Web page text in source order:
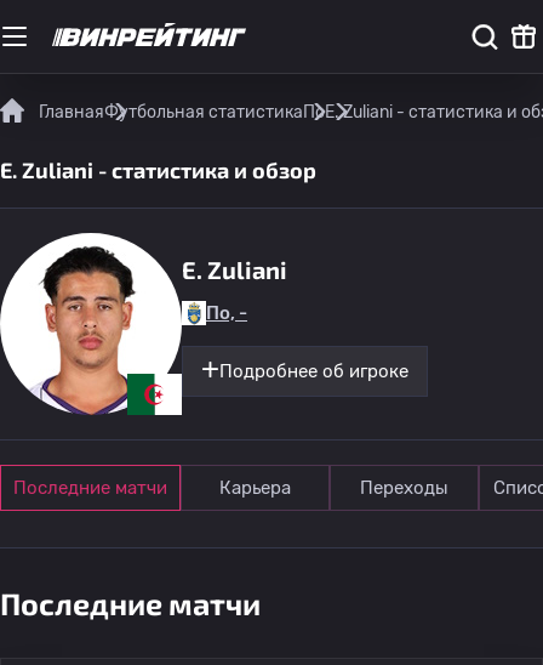
ГлавнаяФутбольная статистикаПоE. Zuliani - статистика и
E. Zuliani - статистика и обзор
E. Zuliani
По, -
Подробнее об игроке
Последние матчи Карьера Переходы
Последние матчи